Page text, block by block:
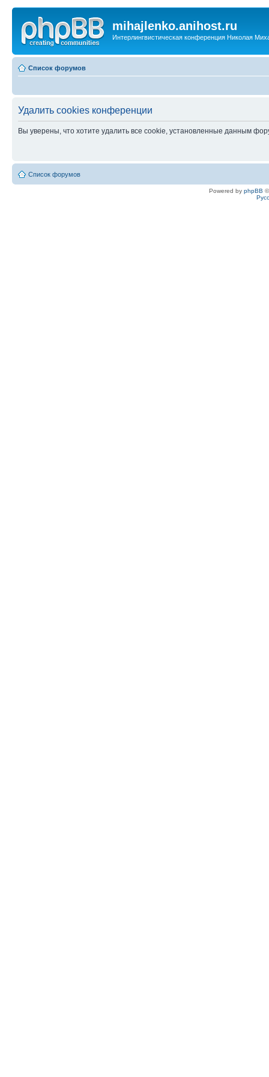
mihajlenko.anihost.ru
Интерлингвистическая конференция Николая
Список форумов
Удалить cookies конференции
Вы уверены, что хотите удалить все cookie, установленные данным
Список форумов
Powered by phpBB